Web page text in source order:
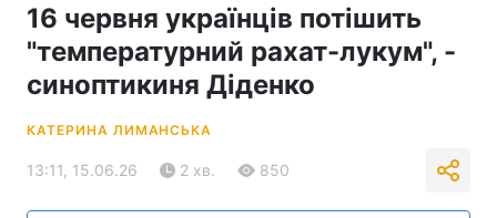
16 червня українців потішить
"температурний рахат-лукум", -
синоптикиня Діденко
КАТЕРИНА ЛИМАНСЬКА
13:11, 15.06.26 2 хв. 850